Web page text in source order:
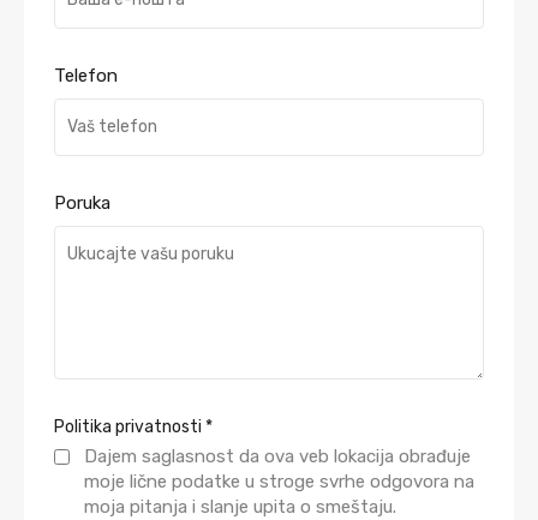
Telefon
Poruka
Politika privatnosti *
Dajem saglasnost da ova veb lokacija obrađuje
moje lične podatke u stroge svrhe odgovora na
moja pitanja i slanje upita o smeštaju.